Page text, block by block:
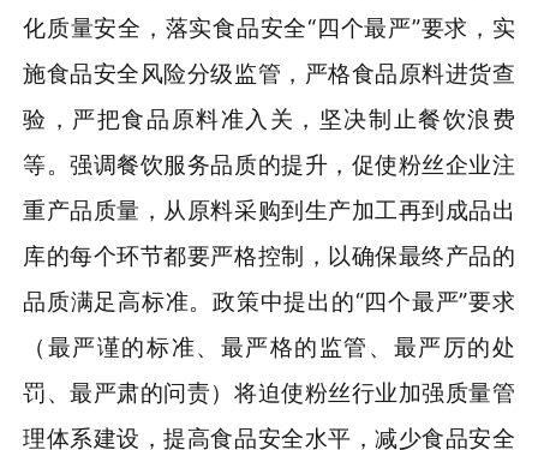
化质量安全，落实食品安全“四个最严”要求，实
施食品安全风险分级监管，严格食品原料进货查
验，严把食品原料准入关，坚决制止餐饮浪费
等。强调餐饮服务品质的提升，促使粉丝企业注
重产品质量，从原料采购到生产加工再到成品出
库的每个环节都要严格控制，以确保最终产品的
品质满足高标准。政策中提出的“四个最严”要求
（最严谨的标准、最严格的监管、最严厉的处
罚、最严肃的问责）将迫使粉丝行业加强质量管
理体系建设，提高食品安全水平，减少食品安全